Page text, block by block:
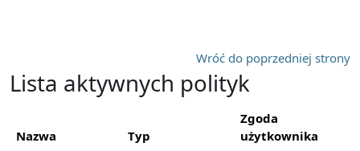
Wróć do poprzedniej strony
Lista aktywnych polityk
Nazwa Typ
Zgoda
użytkownika